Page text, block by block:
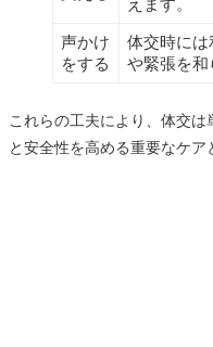
えます。
声かけ
をする
体交時に
や緊張を和
これらの工夫により、体交は
と安全性を高める重要なケア